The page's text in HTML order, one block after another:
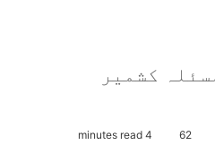
کشمیر
62